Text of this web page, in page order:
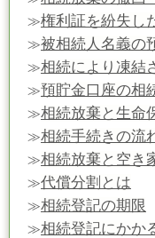
≫権利証を紛失し
≫被相続人名義の
≫相続により凍結
≫預貯金口座の相
≫相続放棄と生命
≫相続手続きの流
≫相続放棄と空き
≫代償分割とは
≫相続登記の期限
≫相続登記にかか